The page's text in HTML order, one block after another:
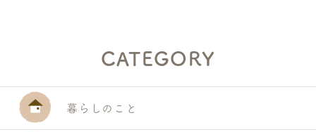
CATEGORY
暮らしのこと